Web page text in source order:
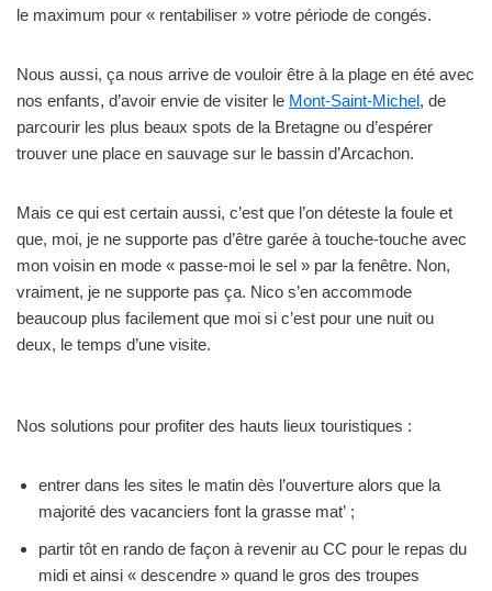
le maximum pour « rentabiliser » votre période de congés.
Nous aussi, ça nous arrive de vouloir être à la plage en été avec
nos enfants, d’avoir envie de visiter le Mont-Saint-Michel, de
parcourir les plus beaux spots de la Bretagne ou d’espérer
trouver une place en sauvage sur le bassin d’Arcachon.
Mais ce qui est certain aussi, c’est que l’on déteste la foule et
que, moi, je ne supporte pas d’être garée à touche-touche avec
mon voisin en mode « passe-moi le sel » par la fenêtre. Non,
vraiment, je ne supporte pas ça. Nico s’en accommode
beaucoup plus facilement que moi si c’est pour une nuit ou
deux, le temps d’une visite.
Nos solutions pour profiter des hauts lieux touristiques :
entrer dans les sites le matin dès l’ouverture alors que la
majorité des vacanciers font la grasse mat’ ;
partir tôt en rando de façon à revenir au CC pour le repas du
midi et ainsi « descendre » quand le gros des troupes